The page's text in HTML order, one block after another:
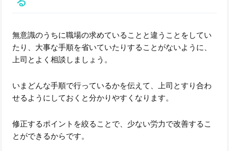
無意識のうちに職場の求めていることと違うことをしてい
たり、大事な手順を省いていたりすることがないように、
上司とよく相談しましょう。
いまどんな手順で行っているかを伝えて、上司とすり合わ
せるようにしておくと分かりやすくなります。
修正するポイントを絞ることで、少ない労力で改善するこ
とができるからです。